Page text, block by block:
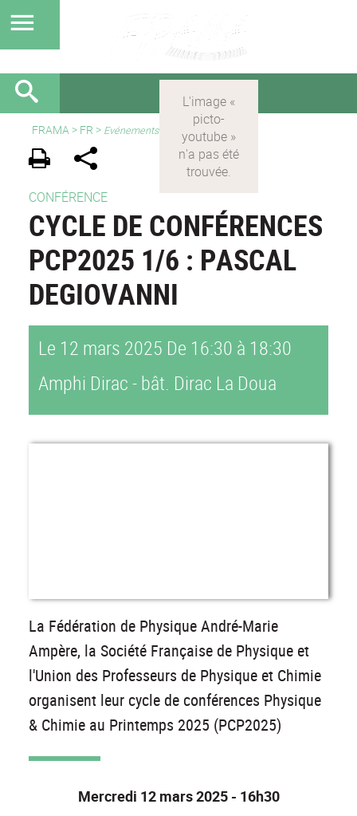
FRAMA > FR > Evénements
CONFÉRENCE
CYCLE DE CONFÉRENCES
PCP2025 1/6 : PASCAL
DEGIOVANNI
Le 12 mars 2025 De 16:30 à 18:30
Amphi Dirac - bât. Dirac La Doua
La Fédération de Physique André-Marie
Ampère, la Société Française de Physique et
l'Union des Professeurs de Physique et Chimie
organisent leur cycle de conférences Physique
& Chimie au Printemps 2025 (PCP2025)
Mercredi 12 mars 2025 - 16h30